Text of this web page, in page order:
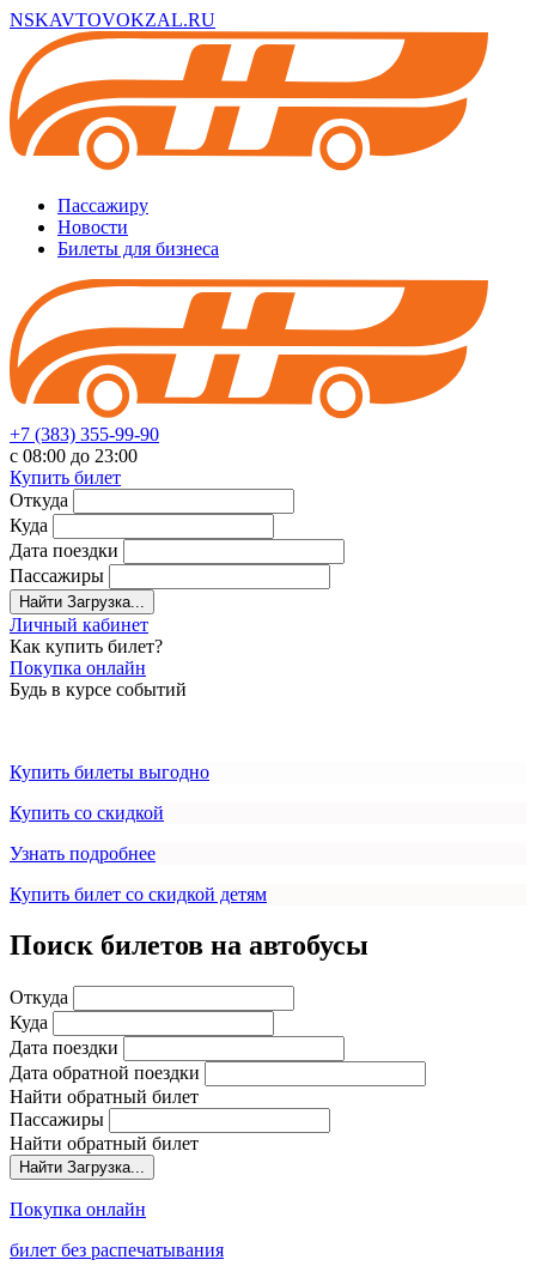
NSKAVTOVOKZAL.RU
Пассажиру
Новости
Билеты для бизнеса
+7 (383) 355-99-90
с 08:00 до 23:00
Купить билет
Откуда
Куда
Дата поездки
Пассажиры
Найти Загрузка...
Личный кабинет
Как купить билет?
Покупка онлайн
Будь в курсе событий
Купить билеты выгодно
Купить со скидкой
Узнать подробнее
Купить билет со скидкой детям
Поиск билетов на автобусы
Откуда
Куда
Дата поездки
Дата обратной поездки
Найти обратный билет
Пассажиры
Найти обратный билет
Найти Загрузка...
Покупка онлайн
билет без распечатывания